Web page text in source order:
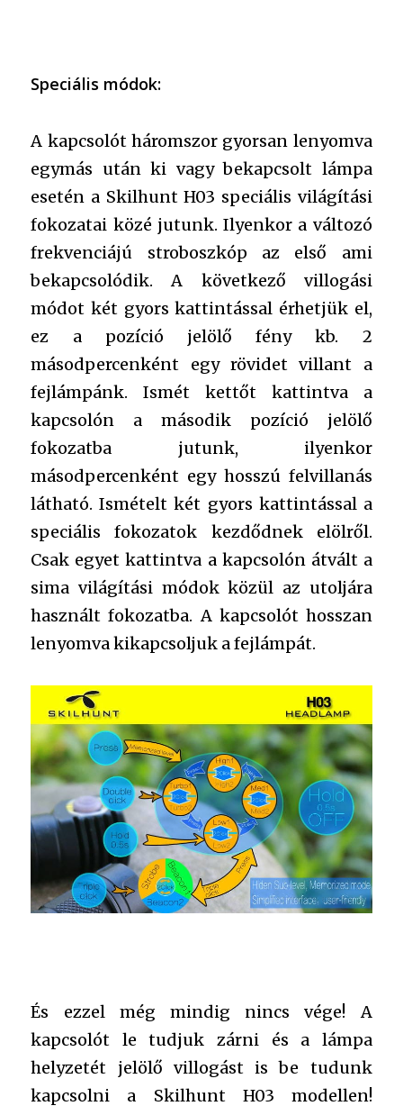
Speciális módok:
A kapcsolót háromszor gyorsan lenyomva
egymás után ki vagy bekapcsolt lámpa
esetén a Skilhunt H03 speciális világítási
fokozatai közé jutunk. Ilyenkor a változó
frekvenciájú stroboszkóp az első ami
bekapcsolódik. A következő villogási
módot két gyors kattintással érhetjük el,
ez a pozíció jelölő fény kb. 2
másodpercenként egy rövidet villant a
fejlámpánk. Ismét kettőt kattintva a
kapcsolón a második pozíció jelölő
fokozatba jutunk, ilyenkor
másodpercenként egy hosszú felvillanás
látható. Ismételt két gyors kattintással a
speciális fokozatok kezdődnek elölről.
Csak egyet kattintva a kapcsolón átvált a
sima világítási módok közül az utoljára
használt fokozatba. A kapcsolót hosszan
lenyomva kikapcsoljuk a fejlámpát.
És ezzel még mindig nincs vége! A
kapcsolót le tudjuk zárni és a lámpa
helyzetét jelölő villogást is be tudunk
kapcsolni a Skilhunt H03 modellen!